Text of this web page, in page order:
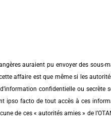
auraient pu envoyer des
affaire est que même si les
confidentielle ou
ipso facto de tout accès à ces
de ces « autorités amies » de